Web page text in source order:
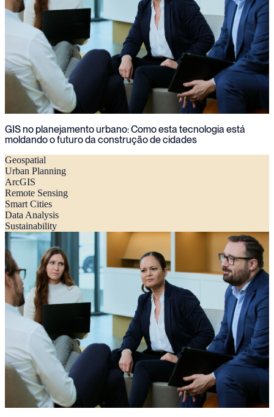
GIS no planejamento urbano: Como esta tecnologia está
moldando o futuro da construção de cidades
Geospatial
Urban Planning
ArcGIS
Remote Sensing
Smart Cities
Data Analysis
Sustainability